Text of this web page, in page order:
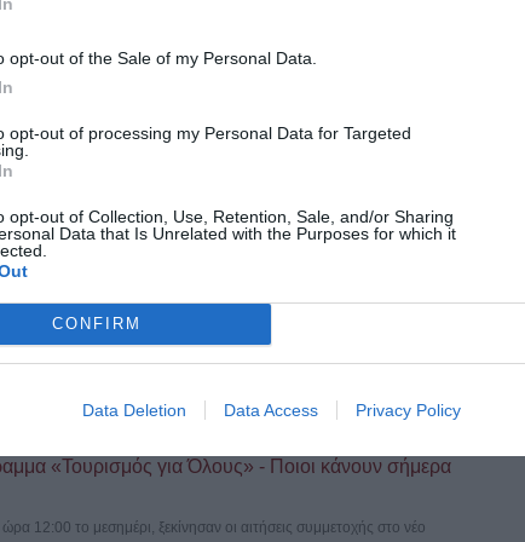
opt-out of the Sale of my Personal Data.
opt-out of processing my Personal Data for Targeted
opt-out of Collection, Use, Retention, Sale, and/or Sharing
Data that Is Unrelated with the Purposes for which it
CONFIRM
Data Deletion Data Access Privacy Policy
του Σωτήρος – Σήμερα η λιτάνευση της ιεράς
τη μεγάλη δεσποτική εορτή της Μεταμορφώσεως του
–Μεγάλη Γιορτή 6 Αυγούστου
Γιορτάζεται κάθε χρόνο στις 6 Αυγούστου, ημέρα των
φωτογραφικό αρχείο του Γιάννη Κυριακίδη
μεταφέρθηκε το ιστορικό φωτογραφικό αρχείο του Γιάννη
«Τουρισμός για Όλους» - Ποιοι κάνουν σήμερα
12:00 το μεσημέρι, ξεκίνησαν οι αιτήσεις συμμετοχής στο νέο